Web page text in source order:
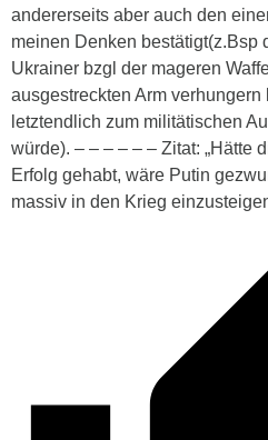
andererseits aber auch den
meinen Denken bestätigt(z.Bsp
Ukrainer bzgl der mageren
ausgestreckten Arm
letztendlich zum militätischen
würde). – – – – – – Zitat: „Hätte
Erfolg gehabt, wäre Putin
massiv in den Krieg